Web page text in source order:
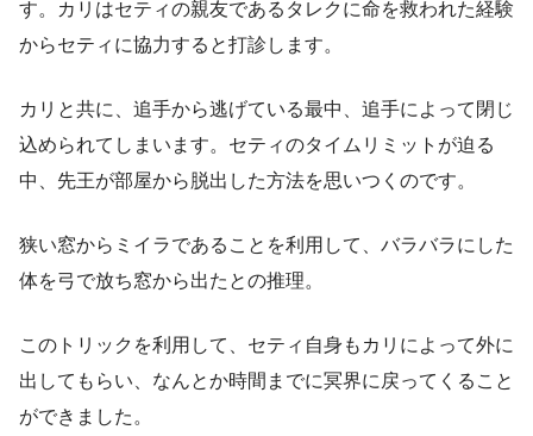
す。カリはセティの親友であるタレクに命を救われた経験
からセティに協力すると打診します。
カリと共に、追手から逃げている最中、追手によって閉じ
込められてしまいます。セティのタイムリミットが迫る
中、先王が部屋から脱出した方法を思いつくのです。
狭い窓からミイラであることを利用して、バラバラにした
体を弓で放ち窓から出たとの推理。
このトリックを利用して、セティ自身もカリによって外に
出してもらい、なんとか時間までに冥界に戻ってくること
ができました。